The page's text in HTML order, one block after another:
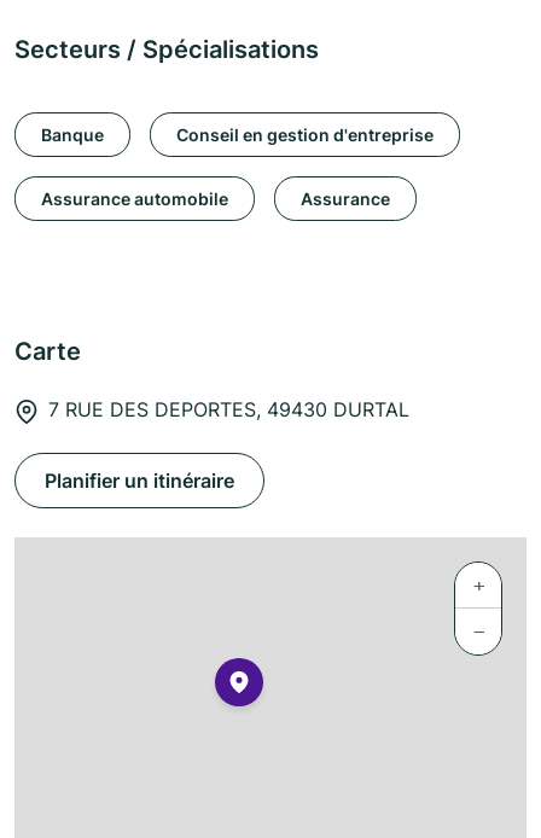
Secteurs / Spécialisations
Banque Conseil en gestion d'entreprise
Assurance automobile Assurance
Carte
7 RUE DES DEPORTES, 49430 DURTAL
Planifier un itinéraire
+
−